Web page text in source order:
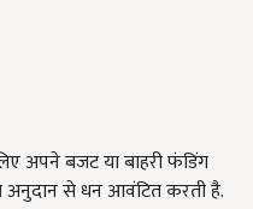
अपने बजट या बाहरी फंडिंग
अनुदान से धन आवंटित करती है.